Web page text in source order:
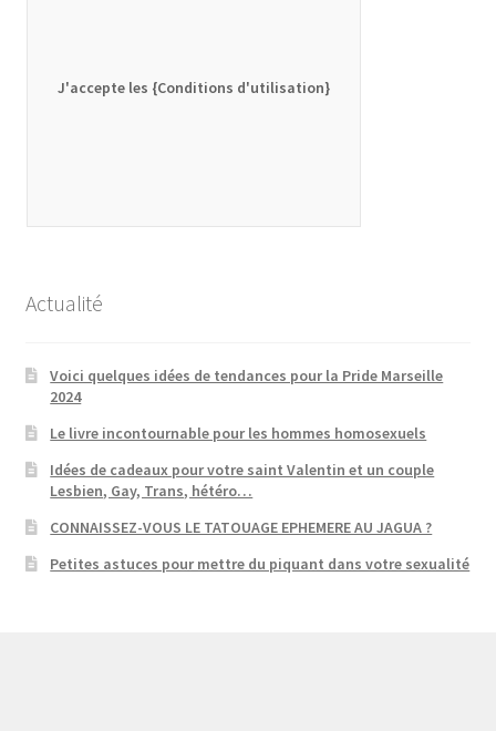
J'accepte les {Conditions d'utilisation}
Actualité
Voici quelques idées de tendances pour la Pride Marseille
2024
Le livre incontournable pour les hommes homosexuels
Idées de cadeaux pour votre saint Valentin et un couple
Lesbien, Gay, Trans, hétéro…
CONNAISSEZ-VOUS LE TATOUAGE EPHEMERE AU JAGUA ?
Petites astuces pour mettre du piquant dans votre sexualité